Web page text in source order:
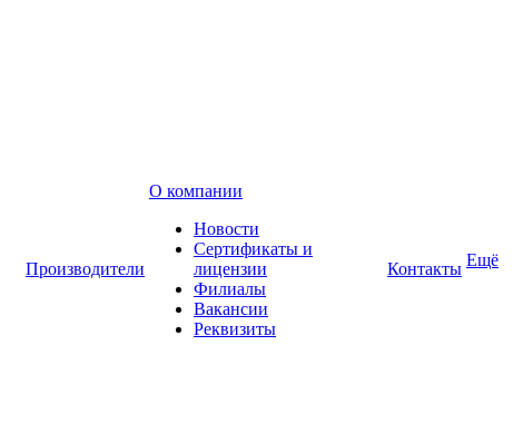
Производители
О компании
Новости
Сертификаты и
лицензии
Филиалы
Вакансии
Реквизиты
Контакты Ещё